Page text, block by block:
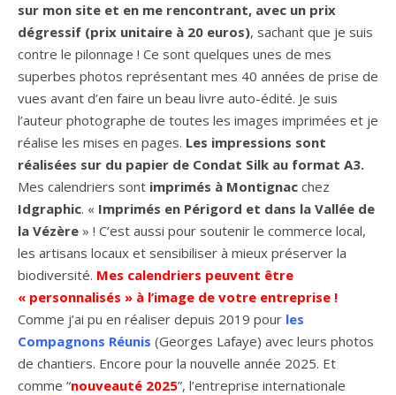
sur mon site et en me rencontrant, avec un prix
dégressif (prix unitaire à 20 euros), sachant que je suis
contre le pilonnage ! Ce sont quelques unes de mes
superbes photos représentant mes 40 années de prise de
vues avant d’en faire un beau livre auto-édité. Je suis
l’auteur photographe de toutes les images imprimées et je
réalise les mises en pages. Les impressions sont
réalisées sur du papier de Condat Silk au format A3.
Mes calendriers sont imprimés à Montignac chez
Idgraphic. « Imprimés en Périgord et dans la Vallée de
la Vézère » ! C’est aussi pour soutenir le commerce local,
les artisans locaux et sensibiliser à mieux préserver la
biodiversité. Mes calendriers peuvent être
« personnalisés » à l’image de votre entreprise !
Comme j’ai pu en réaliser depuis 2019 pour les
Compagnons Réunis (Georges Lafaye) avec leurs photos
de chantiers. Encore pour la nouvelle année 2025. Et
comme “nouveauté 2025”, l’entreprise internationale